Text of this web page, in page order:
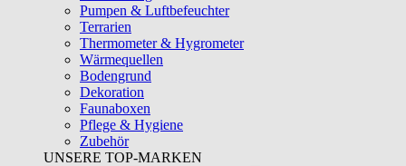
Pumpen & Luftbefeuchter
Terrarien
Thermometer & Hygrometer
Wärmequellen
Bodengrund
Dekoration
Faunaboxen
Pflege & Hygiene
Zubehör
UNSERE TOP-MARKEN